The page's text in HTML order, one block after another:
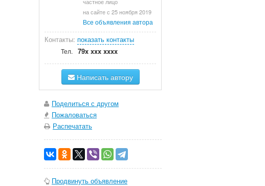
на сайте с 25 ноября 2019
Все объявления автора
Контакты: показать контакты
Тел. 79x xxx xxxx
Написать автору
Поделиться с другом
Пожаловаться
Распечатать
Продвинуть объявление